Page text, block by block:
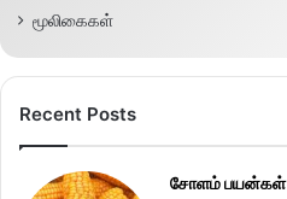
மூலிகைகள்
Recent Posts
சோளம் பயன்கள்